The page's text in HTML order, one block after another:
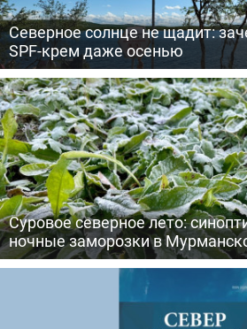
Северное солнце не щадит:
SPF-крем даже осенью
Суровое северное лето:
ночные заморозки в